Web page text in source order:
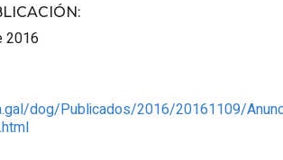
:
2016
dog/Publicados/2016/20161109/